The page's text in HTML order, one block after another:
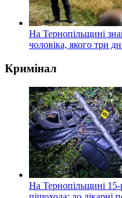
На Тернопільщині
чоловіка, якого три
Кримінал
На Тернопільщині 15-